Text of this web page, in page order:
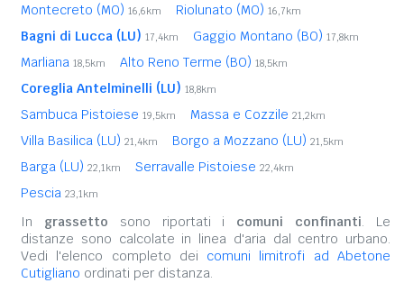
Montecreto (MO) 16,6km Riolunato (MO) 16,7km
Bagni di Lucca (LU) 17,4km Gaggio Montano (BO) 17,8km
Marliana 18,5km Alto Reno Terme (BO) 18,5km
Coreglia Antelminelli (LU) 18,8km
Sambuca Pistoiese 19,5km Massa e Cozzile 21,2km
Villa Basilica (LU) 21,4km Borgo a Mozzano (LU) 21,5km
Barga (LU) 22,1km Serravalle Pistoiese 22,4km
Pescia 23,1km
In grassetto sono riportati i comuni confinanti. Le
distanze sono calcolate in linea d'aria dal centro urbano.
Vedi l'elenco completo dei comuni limitrofi ad Abetone
Cutigliano ordinati per distanza.